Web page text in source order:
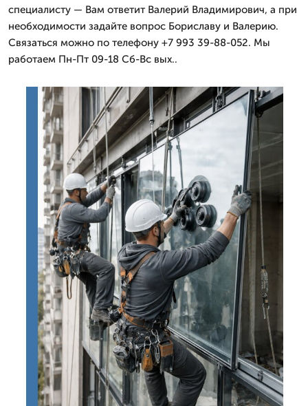
специалисту — Вам ответит Валерий Владимирович, а при
необходимости задайте вопрос Бориславу и Валерию.
Связаться можно по телефону +7 993 39-88-052. Мы
работаем Пн-Пт 09-18 Сб-Вс вых..